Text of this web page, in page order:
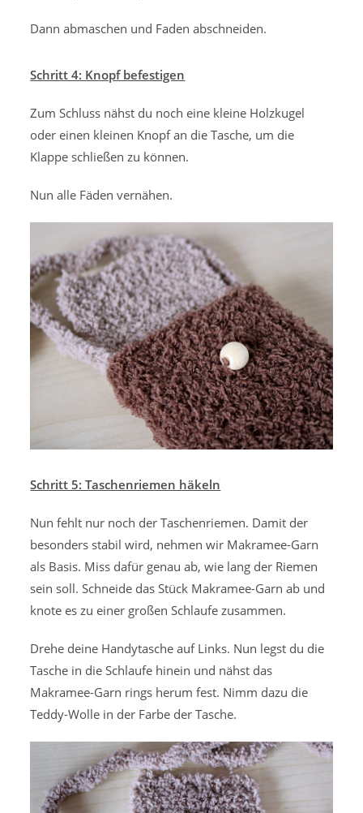
Dann abmaschen und Faden abschneiden.
Schritt 4: Knopf befestigen
Zum Schluss nähst du noch eine kleine Holzkugel
oder einen kleinen Knopf an die Tasche, um die
Klappe schließen zu können.
Nun alle Fäden vernähen.
Schritt 5: Taschenriemen häkeln
Nun fehlt nur noch der Taschenriemen. Damit der
besonders stabil wird, nehmen wir Makramee-Garn
als Basis. Miss dafür genau ab, wie lang der Riemen
sein soll. Schneide das Stück Makramee-Garn ab und
knote es zu einer großen Schlaufe zusammen.
Drehe deine Handytasche auf Links. Nun legst du die
Tasche in die Schlaufe hinein und nähst das
Makramee-Garn rings herum fest. Nimm dazu die
Teddy-Wolle in der Farbe der Tasche.